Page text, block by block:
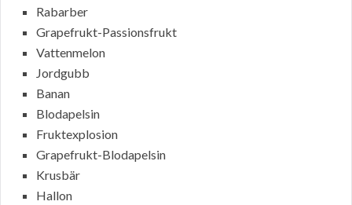
Rabarber
Grapefrukt-Passionsfrukt
Vattenmelon
Jordgubb
Banan
Blodapelsin
Fruktexplosion
Grapefrukt-Blodapelsin
Krusbär
Hallon